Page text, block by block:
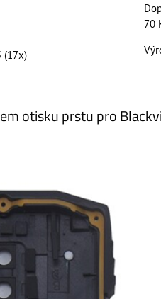
(17x)
70
otisku prstu pro